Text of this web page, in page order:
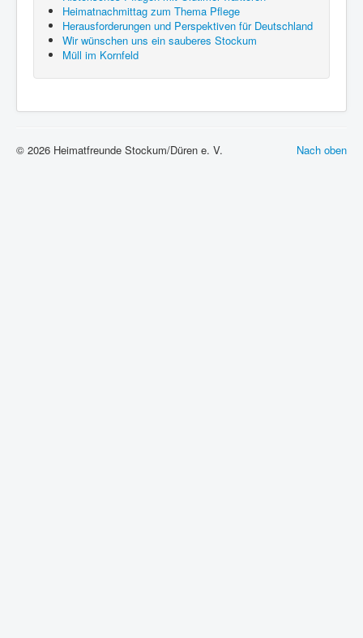
Heimatnachmittag zum Thema Pflege
Herausforderungen und Perspektiven für Deutschland
Wir wünschen uns ein sauberes Stockum
Müll im Kornfeld
Nach oben
© 2026 Heimatfreunde Stockum/Düren e. V.